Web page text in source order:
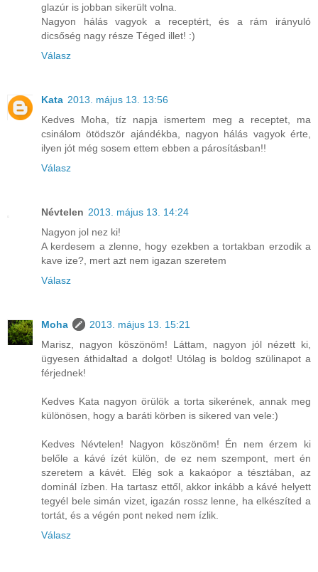
glazúr is jobban sikerült volna.
Nagyon hálás vagyok a receptért, és a rám irányuló
dicsőség nagy része Téged illet! :)
Válasz
Kata 2013. május 13. 13:56
Kedves Moha, tíz napja ismertem meg a receptet, ma
csinálom ötödször ajándékba, nagyon hálás vagyok érte,
ilyen jót még sosem ettem ebben a párosításban!!
Válasz
Névtelen 2013. május 13. 14:24
Nagyon jol nez ki!
A kerdesem a zlenne, hogy ezekben a tortakban erzodik a
kave ize?, mert azt nem igazan szeretem
Válasz
Moha
2013. május 13. 15:21
Marisz, nagyon köszönöm! Láttam, nagyon jól nézett ki,
ügyesen áthidaltad a dolgot! Utólag is boldog szülinapot a
férjednek!
Kedves Kata nagyon örülök a torta sikerének, annak meg
különösen, hogy a baráti körben is sikered van vele:)
Kedves Névtelen! Nagyon köszönöm! Én nem érzem ki
belőle a kávé ízét külön, de ez nem szempont, mert én
szeretem a kávét. Elég sok a kakaópor a tésztában, az
dominál ízben. Ha tartasz ettől, akkor inkább a kávé helyett
tegyél bele simán vizet, igazán rossz lenne, ha elkészíted a
tortát, és a végén pont neked nem ízlik.
Válasz